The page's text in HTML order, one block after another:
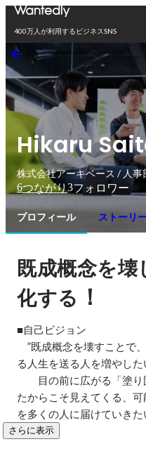
400万人が利用するビジネスSNS
Hikaru
株式会社アーキベース / 人事
6つながり3フォロワー
プロフィール ストーリ
既成概念を
化する ！
■自己ビジョン
”既成概念を壊すことで
る人生を送る人を増やした
目の前に広がる「塗り
たからこそ見えてくる、
を多くの人に届けていきた
さらに表示